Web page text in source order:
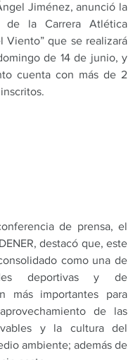
Jiménez, anunció la
de la Carrera Atlética
Viento” que se realizará
de 14 de junio, y
cuenta con más de 2
de prensa, el
destacó que, este
como una de
deportivas y de
más importantes para
de las
y la cultura del
ambiente; además de